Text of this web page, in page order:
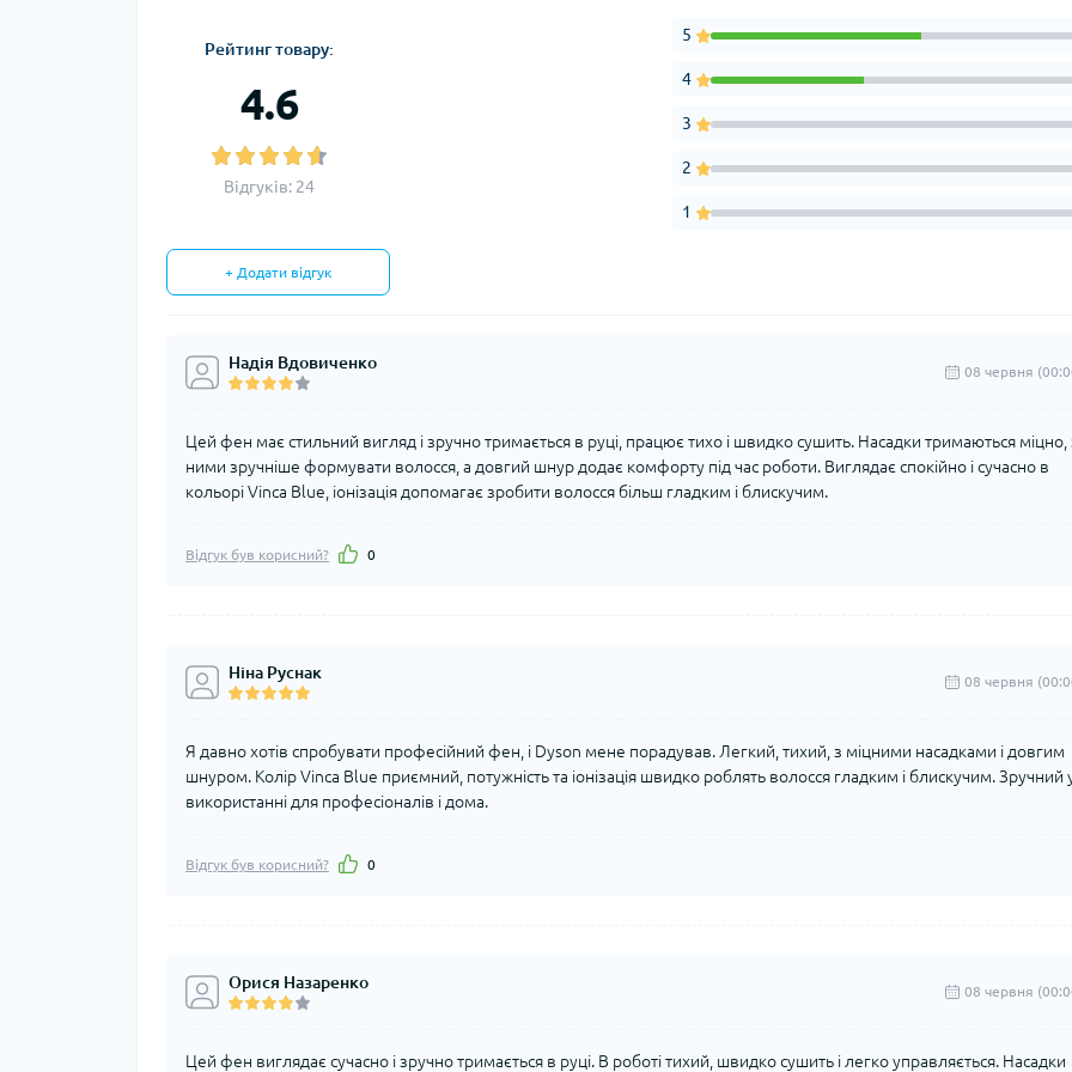
Рейтинг товару:
4.6
Відгуків: 24
5
4
3
2
1
+ Додати відгук
Надія Вдовиченко 08 червня
Цей фен має стильний вигляд і зручно тримається в руці, працює тихо і швидко сушить. Насадки тримаються міцно,
ними зручніше формувати волосся, а довгий шнур додає комфорту під час роботи. Виглядає спокійно і сучасно в
кольорі Vinca Blue, іонізація допомагає зробити волосся більш гладким і блискучим.
Відгук був корисний? 0
Ніна Руснак 08 червня
Я давно хотів спробувати професійний фен, і Dyson мене порадував. Легкий, тихий, з міцними насадками і довгим
шнуром. Колір Vinca Blue приємний, потужність та іонізація швидко роблять волосся гладким і блискучим. Зручний
використанні для професіоналів і дома.
Відгук був корисний? 0
Орися Назаренко 08 червня
Цей фен виглядає сучасно і зручно тримається в руці. В роботі тихий, швидко сушить і легко управляється. Насадки